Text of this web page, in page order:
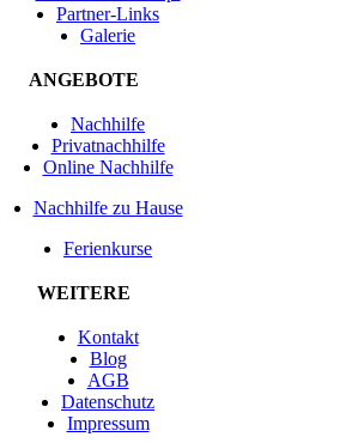
Partner-Links
Galerie
ANGEBOTE
Nachhilfe
Privatnachhilfe
Online Nachhilfe
Nachhilfe zu Hause
Ferienkurse
WEITERE
Kontakt
Blog
AGB
Datenschutz
Impressum